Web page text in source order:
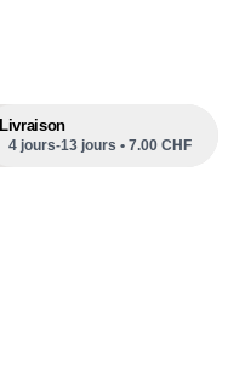
Livraison
4 jours-13 jours • 7.00 CHF